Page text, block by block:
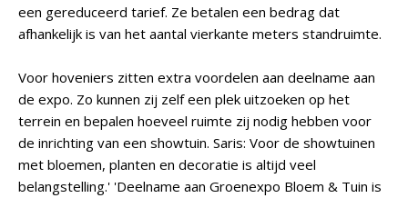
een gereduceerd tarief. Ze betalen een bedrag dat
afhankelijk is van het aantal vierkante meters standruimte.
Voor hoveniers zitten extra voordelen aan deelname aan
de expo. Zo kunnen zij zelf een plek uitzoeken op het
terrein en bepalen hoeveel ruimte zij nodig hebben voor
de inrichting van een showtuin. Saris: Voor de showtuinen
met bloemen, planten en decoratie is altijd veel
belangstelling.' 'Deelname aan Groenexpo Bloem & Tuin is